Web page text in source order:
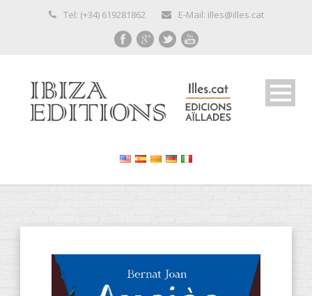
Tel: (+34) 619281862 E-Mail: illes@illes.cat